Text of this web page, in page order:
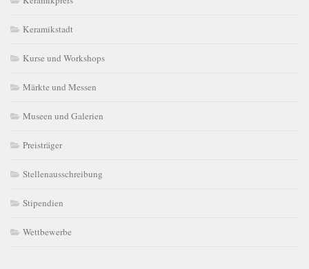
Keramikstadt
Kurse und Workshops
Märkte und Messen
Museen und Galerien
Preisträger
Stellenausschreibung
Stipendien
Wettbewerbe